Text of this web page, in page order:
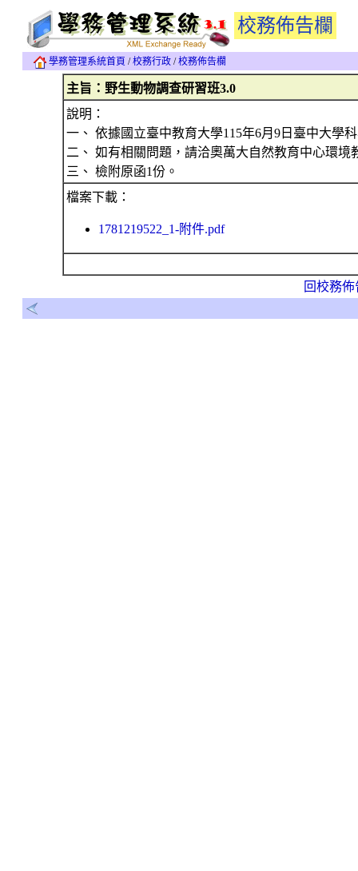
校務佈告欄
學務管理系統首頁 /校務行政/校務佈告欄
主旨：野生動物調查研習班3.0
說明：
一、 依據國立臺中教育大學115年6月9日臺中大學
二、 如有相關問題，請洽奧萬大自然教育中心環境
三、 檢附原函1份。
檔案下載：
1781219522_1-附件.pdf
回校務佈